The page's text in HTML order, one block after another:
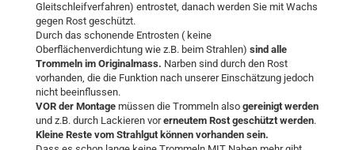
Gleitschleifverfahren) entrostet, danach werden Sie mit Wachs
gegen Rost geschützt.
Durch das schonende Entrosten ( keine
Oberflächenverdichtung wie z.B. beim Strahlen) sind alle
Trommeln im Originalmass. Narben sind durch den Rost
vorhanden, die die Funktion nach unserer Einschätzung jedoch
nicht beeinflussen.
VOR der Montage müssen die Trommeln also gereinigt werden
und z.B. durch Lackieren vorerneutem Rost geschützt werden.
Kleine Reste vom Strahlgut können vorhanden sein.